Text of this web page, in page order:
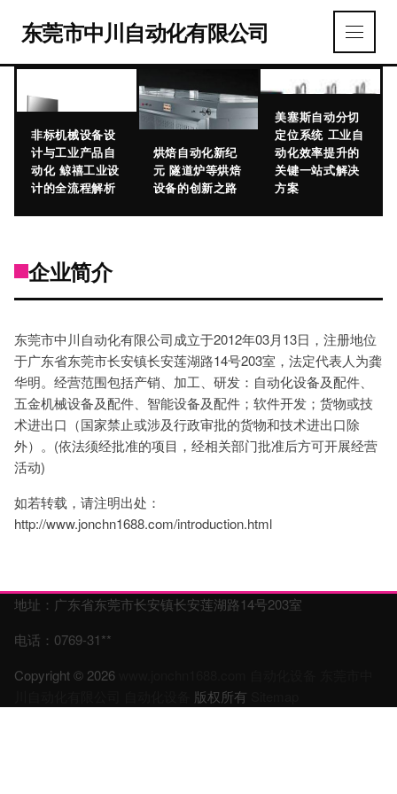
东莞市中川自动化有限公司
非标机械设备设
计与工业产品自
动化 鲸禧工业设
计的全流程解析
烘焙自动化新纪
元 隧道炉等烘焙
设备的创新之路
美塞斯自动分切
定位系统 工业自
动化效率提升的
关键一站式解决
方案
企业简介
东莞市中川自动化有限公司成立于2012年03月13日，注册地位
于广东省东莞市长安镇长安莲湖路14号203室，法定代表人为龚
华明。经营范围包括产销、加工、研发：自动化设备及配件、
五金机械设备及配件、智能设备及配件；软件开发；货物或技
术进出口（国家禁止或涉及行政审批的货物和技术进出口除
外）。(依法须经批准的项目，经相关部门批准后方可开展经营
活动)
如若转载，请注明出处：
http://www.jonchn1688.com/introduction.html
地址：广东省东莞市长安镇长安莲湖路14号203室
电话：0769-31**
Copyright © 2026
版权所有